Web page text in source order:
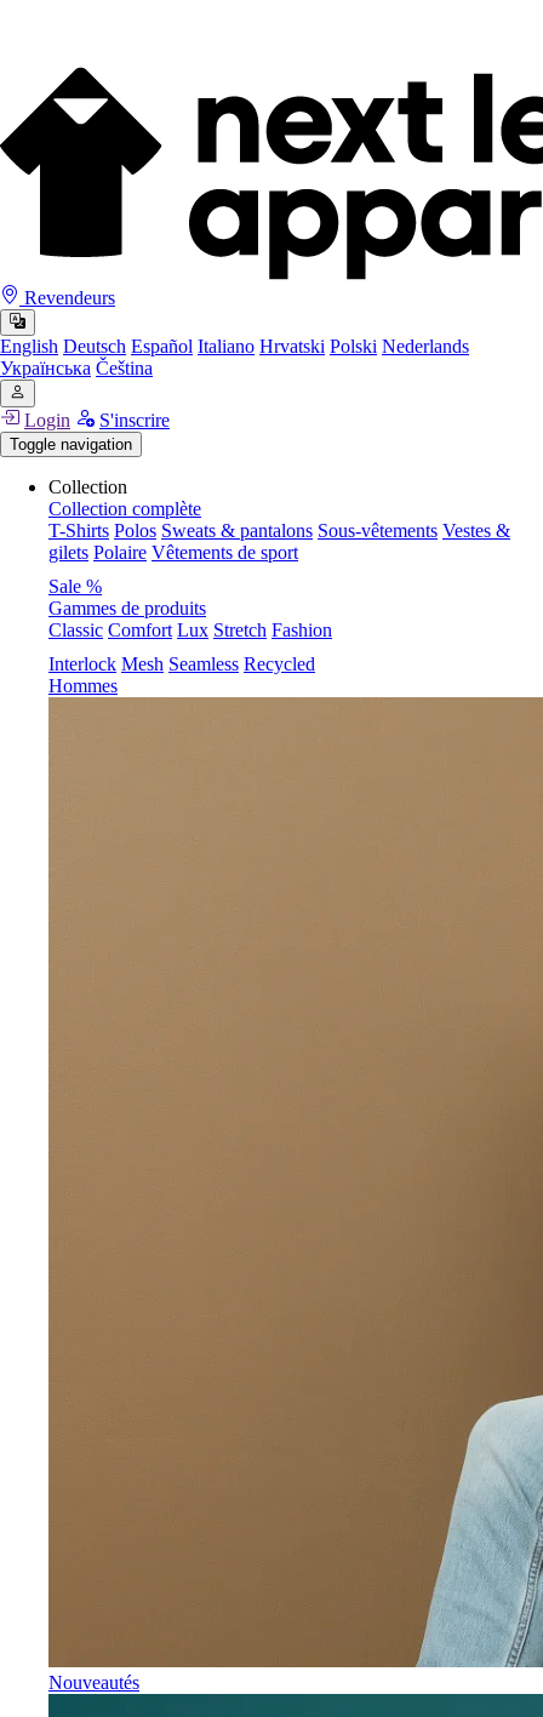
Revendeurs
English Deutsch Español Italiano Hrvatski Polski Nederlands
Українська Čeština
Login S'inscrire
Toggle navigation
Collection
Collection complète
T-Shirts Polos Sweats & pantalons Sous-vêtements Vestes &
gilets Polaire Vêtements de sport
Sale %
Gammes de produits
Classic Comfort Lux Stretch Fashion
Interlock Mesh Seamless Recycled
Hommes
Nouveautés